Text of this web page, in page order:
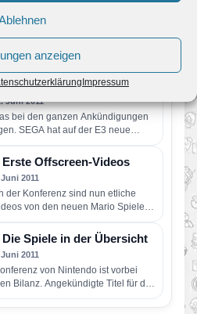
anzeigen
Impressum
neue Offscreen-Videos
Besonders interessant sind die
Neues zu Mario & Sonic bei
Spielen London
Juni 2011
bei den ganzen Ankündigungen
SEGA hat auf der E3 neue
und Artworks zum…
Erste Offscreen-Videos
2011
der Konferenz sind nun etliche
von den neuen Mario Spielen
Wir wollen diese…
Die Spiele in der Übersicht
2011
von Nintendo ist vorbei
Bilanz. Angekündigte Titel für die